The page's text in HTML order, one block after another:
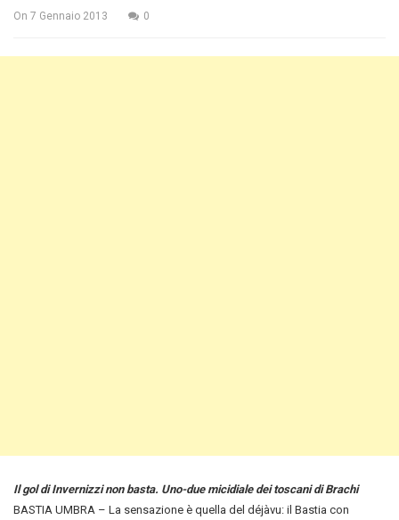
On 7 Gennaio 2013 0
Il gol di Invernizzi non basta. Uno-due micidiale dei toscani di Brachi
BASTIA UMBRA – La sensazione è quella del déjàvu: il Bastia con